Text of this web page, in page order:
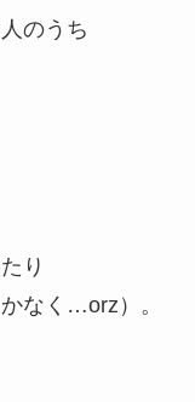
のうち
り
なく…orz）。